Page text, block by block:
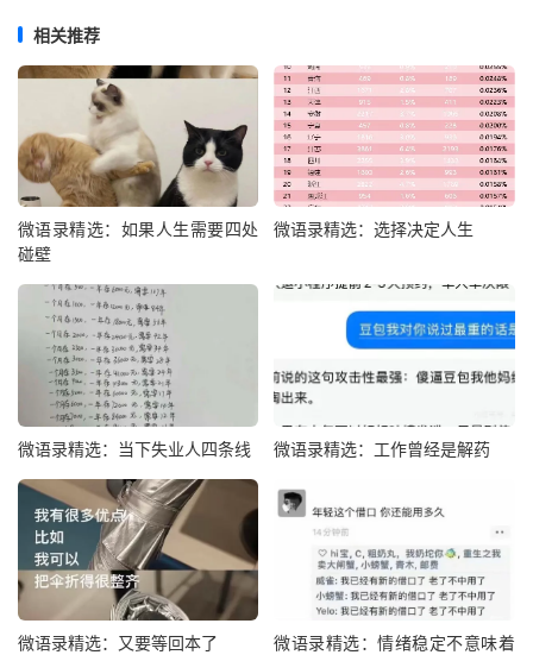
相关推荐
微语录精选：如果人生需要四处
碰壁
微语录精选：选择决定人生
微语录精选：当下失业人四条线 微语录精选：工作曾经是解药
微语录精选：又要等回本了
微语录精选：情绪稳定不意味着